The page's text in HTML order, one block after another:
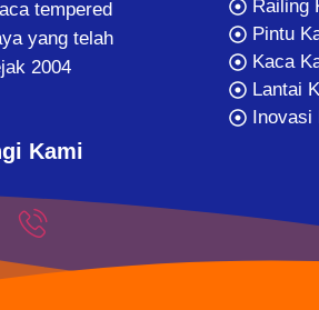
tempered
yang telah
2004
Kami
Railing
Pintu
Kaca
Lantai